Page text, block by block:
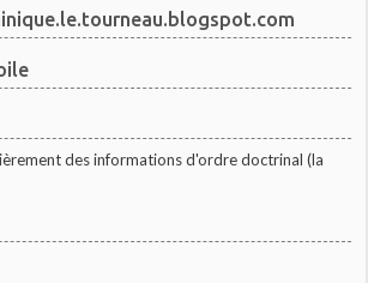
des informations d'ordre doctrinal (la